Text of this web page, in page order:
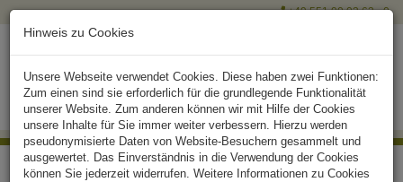
+49 551 90 03 63 - 0
Home Kontakt
Hinweis zu Cookies
Unsere Webseite verwendet Cookies. Diese haben zwei Funktionen:
Zum einen sind sie erforderlich für die grundlegende Funktionalität
unserer Website. Zum anderen können wir mit Hilfe der Cookies
unsere Inhalte für Sie immer weiter verbessern. Hierzu werden
pseudonymisierte Daten von Website-Besuchern gesammelt und
ausgewertet. Das Einverständnis in die Verwendung der Cookies
können Sie jederzeit widerrufen. Weitere Informationen zu Cookies